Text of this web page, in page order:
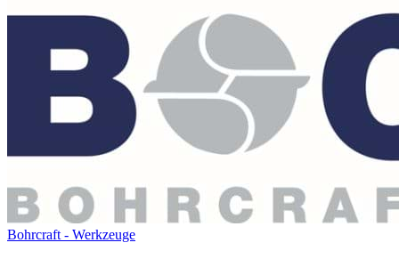
Bohrcraft - Werkzeuge